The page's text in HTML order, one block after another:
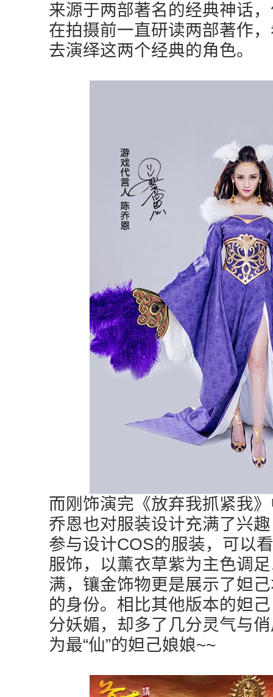
来源于两部著名的经典神话
在拍摄前一直研读两部著作
去演绎这两个经典的角色。
而刚饰演完《放弃我抓紧我
乔恩也对服装设计充满了兴
参与设计COS的服装，可以
服饰，以薰衣草紫为主色调
满，镶金饰物更是展示了妲
的身份。相比其他版本的妲
分妖媚，却多了几分灵气与
为最“仙”的妲己娘娘~~